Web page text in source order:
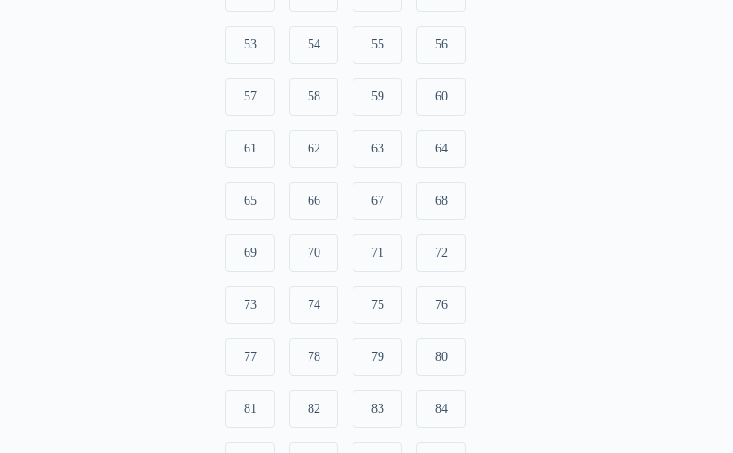
53 54 55 56
57 58 59 60
61 62 63 64
65 66 67 68
69 70 71 72
73 74 75 76
77 78 79 80
81 82 83 84